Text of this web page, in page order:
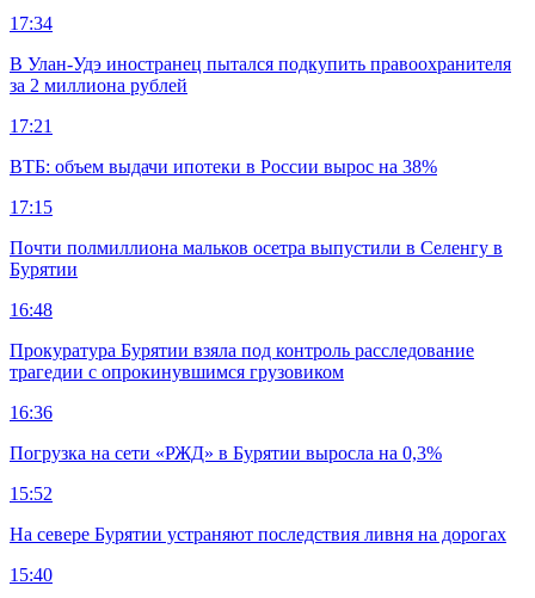
17:34
В Улан-Удэ иностранец пытался подкупить правоохранителя
за 2 миллиона рублей
17:21
ВТБ: объем выдачи ипотеки в России вырос на 38%
17:15
Почти полмиллиона мальков осетра выпустили в Селенгу в
Бурятии
16:48
Прокуратура Бурятии взяла под контроль расследование
трагедии с опрокинувшимся грузовиком
16:36
Погрузка на сети «РЖД» в Бурятии выросла на 0,3%
15:52
На севере Бурятии устраняют последствия ливня на дорогах
15:40